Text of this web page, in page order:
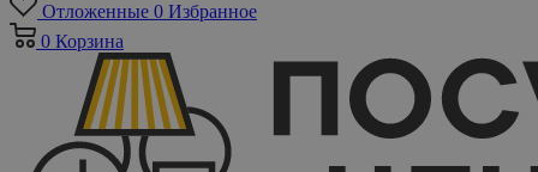
Отложенные 0 Избранное
0 Корзина